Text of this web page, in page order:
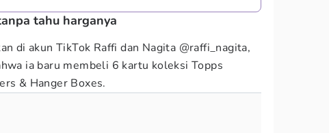
tahu harganya
di akun TikTok Raffi dan Nagita @raffi_nagita,
ia baru membeli 6 kartu koleksi Topps
& Hanger Boxes.